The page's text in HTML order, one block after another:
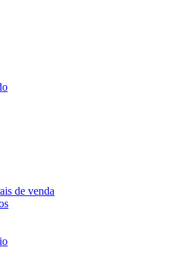
de venda